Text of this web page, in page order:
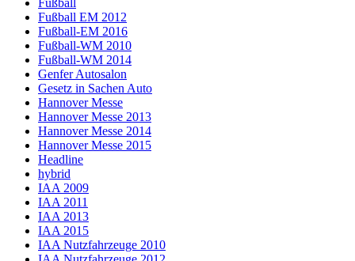
Fußball
Fußball EM 2012
Fußball-EM 2016
Fußball-WM 2010
Fußball-WM 2014
Genfer Autosalon
Gesetz in Sachen Auto
Hannover Messe
Hannover Messe 2013
Hannover Messe 2014
Hannover Messe 2015
Headline
hybrid
IAA 2009
IAA 2011
IAA 2013
IAA 2015
IAA Nutzfahrzeuge 2010